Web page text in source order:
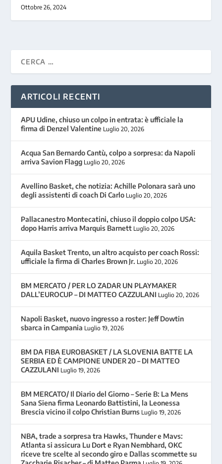
Ottobre 26, 2024
ARTICOLI RECENTI
APU Udine, chiuso un colpo in entrata: è ufficiale la
firma di Denzel Valentine Luglio 20, 2026
Acqua San Bernardo Cantù, colpo a sorpresa: da Napoli
arriva Savion Flagg Luglio 20, 2026
Avellino Basket, che notizia: Achille Polonara sarà uno
degli assistenti di coach Di Carlo Luglio 20, 2026
Pallacanestro Montecatini, chiuso il doppio colpo USA:
dopo Harris arriva Marquis Barnett Luglio 20, 2026
Aquila Basket Trento, un altro acquisto per coach Rossi:
ufficiale la firma di Charles Brown Jr. Luglio 20, 2026
BM MERCATO / PER LO ZADAR UN PLAYMAKER
DALL’EUROCUP – DI MATTEO CAZZULANI Luglio 20, 2026
Napoli Basket, nuovo ingresso a roster: Jeff Dowtin
sbarca in Campania Luglio 19, 2026
BM DA FIBA EUROBASKET / LA SLOVENIA BATTE LA
SERBIA ED È CAMPIONE UNDER 20 – DI MATTEO
CAZZULANI Luglio 19, 2026
BM MERCATO/ Il Diario del Giorno – Serie B: La Mens
Sana Siena firma Leonardo Battistini, la Leonessa
Brescia vicino il colpo Christian Burns Luglio 19, 2026
NBA, trade a sorpresa tra Hawks, Thunder e Mavs:
Atlanta si assicura Lu Dort e Ryan Nembhard, OKC
riceve tre scelte al secondo giro e Dallas scommette su